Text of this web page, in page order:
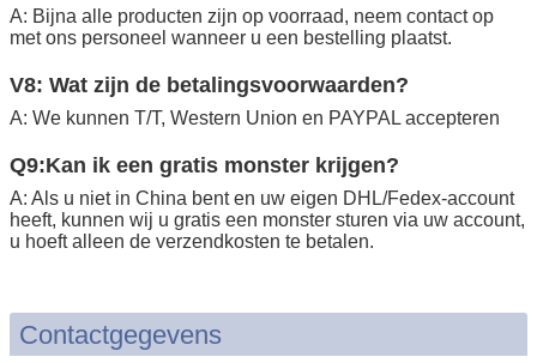
A: Bijna alle producten zijn op voorraad, neem contact op
met ons personeel wanneer u een bestelling plaatst.
V8: Wat zijn de betalingsvoorwaarden?
A: We kunnen T/T, Western Union en PAYPAL accepteren
Q9:Kan ik een gratis monster krijgen?
A: Als u niet in China bent en uw eigen DHL/Fedex-account
heeft, kunnen wij u gratis een monster sturen via uw account,
u hoeft alleen de verzendkosten te betalen.
Contactgegevens